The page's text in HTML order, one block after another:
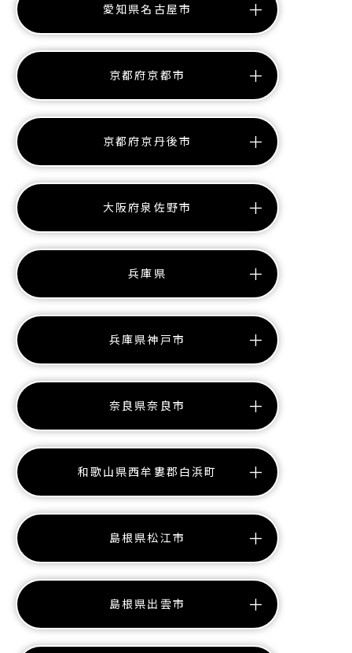
愛知県名古屋市
京都府京都市
京都府京丹後市
大阪府泉佐野市
兵庫県
兵庫県神戸市
奈良県奈良市
和歌山県西牟婁郡白浜町
島根県松江市
島根県出雲市